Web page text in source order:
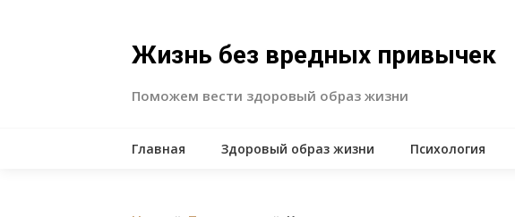
Жизнь без вредных привычек
Поможем вести здоровый образ жизни
Главная Здоровый образ жизни Психология